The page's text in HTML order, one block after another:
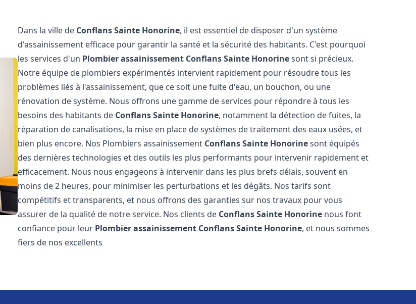
Dans la ville de Conflans Sainte Honorine, il est essentiel de disposer d'un système
d'assainissement efficace pour garantir la santé et la sécurité des habitants. C'est pourquoi
les services d'un Plombier assainissement Conflans Sainte Honorinesont si précieux.
Notre équipe de plombiers expérimentés intervient rapidement pour résoudre tous les
problèmes liés à l'assainissement, que ce soit une fuite d'eau, un bouchon, ou une
rénovation de système. Nous offrons une gamme de services pour répondre à tous les
besoins des habitants de Conflans Sainte Honorine, notamment la détection de fuites, la
réparation de canalisations, la mise en place de systèmes de traitement des eaux usées, et
bien plus encore. Nos Plombiers assainissement Conflans Sainte Honorinesont équipés
des dernières technologies et des outils les plus performants pour intervenir rapidement et
efficacement. Nous nous engageons à intervenir dans les plus brefs délais, souvent en
moins de 2 heures, pour minimiser les perturbations et les dégâts. Nos tarifs sont
compétitifs et transparents, et nous offrons des garanties sur nos travaux pour vous
assurer de la qualité de notre service. Nos clients de Conflans Sainte Honorine nous font
confiance pour leur Plombier assainissement Conflans Sainte Honorine, et nous sommes
fiers de nos excellents